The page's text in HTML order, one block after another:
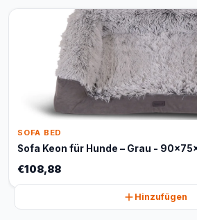
SOFA BED
Sofa Keon für Hunde – Grau -
€108,88
Hinzufügen